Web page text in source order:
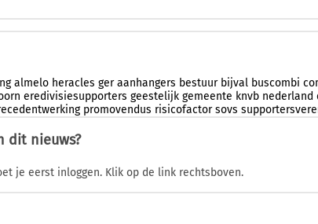
almelo heracles ger aanhangers bestuur bijval buscombi
eredivisiesupporters geestelijk gemeente knvb nederland
promovendus risicofactor sovs
dit nieuws?
je eerst inloggen. Klik op de link rechtsboven.